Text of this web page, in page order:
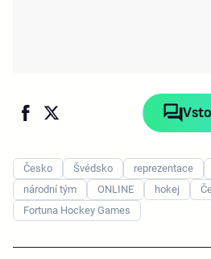
Česko Švédsko reprezentace
národní tým
ONLINE hokej
Fortuna Hockey Games